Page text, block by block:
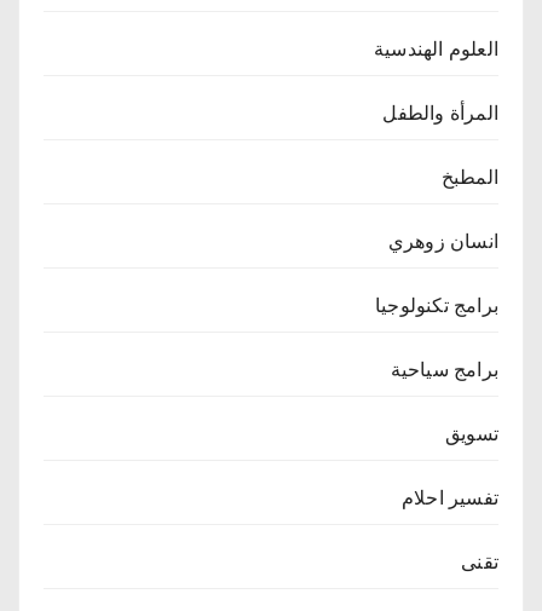
العلوم الهندسية
المرأة والطفل
المطبخ
انسان زوهري
برامج تكنولوجيا
برامج سياحية
تسويق
تفسير احلام
تقنى